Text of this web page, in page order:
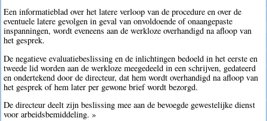
Een informatieblad over het latere verloop van de procedure en over de
eventuele latere gevolgen in geval van onvoldoende of onaangepaste
inspanningen, wordt eveneens aan de werkloze overhandigd na afloop van
het gesprek.
De negatieve evaluatiebeslissing en de inlichtingen bedoeld in het eerste en
tweede lid worden aan de werkloze meegedeeld in een schrijven, gedateerd
en ondertekend door de directeur, dat hem wordt overhandigd na afloop van
het gesprek of hem later per gewone brief wordt bezorgd.
De directeur deelt zijn beslissing mee aan de bevoegde gewestelijke dienst
voor arbeidsbemiddeling. »